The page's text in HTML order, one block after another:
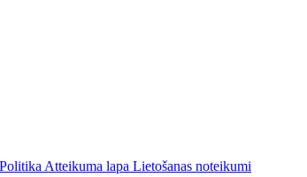
Atteikuma lapa Lietošanas noteikumi